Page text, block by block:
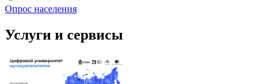
Опрос населения
Услуги и сервисы